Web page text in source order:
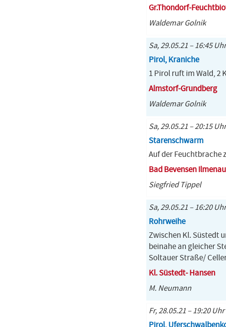
Gr.Thondorf-
Waldemar Golnik
Sa, 29.05.21 – 16:45 Uhr
Pirol, Kraniche
1 Pirol ruft im Wald, 2
Almstorf-Grundberg
Waldemar Golnik
Sa, 29.05.21 – 20:15 Uhr
Starenschwarm
Auf der Feuchtbrache
Bad Bevensen
Siegfried Tippel
Sa, 29.05.21 – 16:20
Rohrweihe
Zwischen Kl. Süstedt
beinahe an gleicher
Soltauer Straße/
Kl. Süstedt- Hansen
M. Neumann
Fr, 28.05.21 – 19:20 Uhr
Pirol,